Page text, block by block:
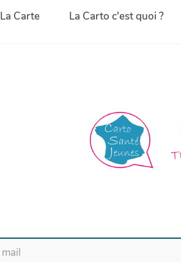
La Carte La Carto c'est quoi ?